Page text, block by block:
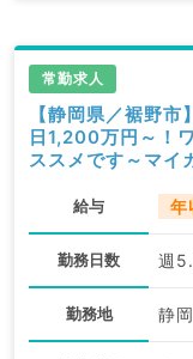
常勤求人
【静岡県／裾野
日1,200万円～！
ススメです～マイ
給与 年
勤務日数 週
勤務地 静